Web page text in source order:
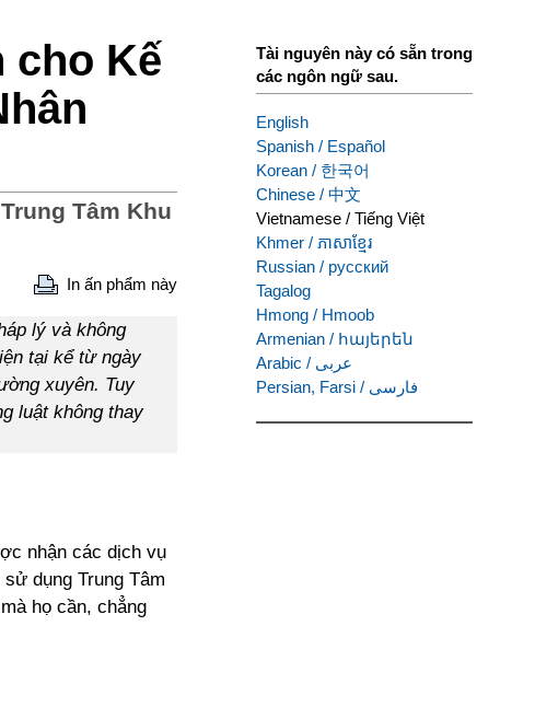
cho Kế
Tâm Khu
In ấn phẩm này
lý và không
tại kể từ ngày
xuyên. Tuy
luật không thay
nhận các dịch vụ
dụng Trung Tâm
họ cần, chẳng
Tài nguyên này có sẵn trong
các ngôn ngữ sau.
English
Spanish / Español
Korean / 한국어
Chinese / 中文
Vietnamese / Tiếng Việt
Khmer / ភាសាខ្មែរ
Russian / русский
Tagalog
Hmong / Hmoob
Armenian / հայերեն
Arabic / عربى
Persian, Farsi / فارسی